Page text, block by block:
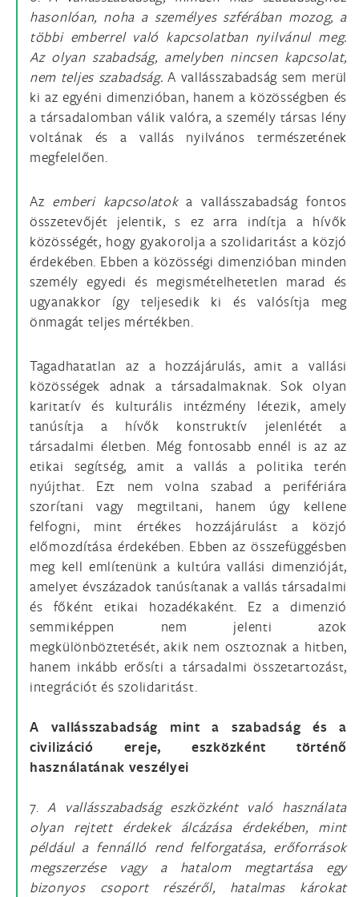
hasonlóan, noha a személyes szférában mozog, a
többi emberrel való kapcsolatban nyilvánul meg.
Az olyan szabadság, amelyben nincsen kapcsolat,
nem teljes szabadság. A vallásszabadság sem merül
ki az egyéni dimenzióban, hanem a közösségben és
a társadalomban válik valóra, a személy társas lény
voltának és a vallás nyilvános természetének
megfelelően.
Az emberi kapcsolatoka vallásszabadság fontos
összetevőjét jelentik, s ez arra indítja a hívők
közösségét, hogy gyakorolja a szolidaritást a közjó
érdekében. Ebben a közösségi dimenzióban minden
személy egyedi és megismételhetetlen marad és
ugyanakkor így teljesedik ki és valósítja meg
önmagát teljes mértékben.
Tagadhatatlan az a hozzájárulás, amit a vallási
közösségek adnak a társadalmaknak. Sok olyan
karitatív és kulturális intézmény létezik, amely
tanúsítja a hívők konstruktív jelenlétét a
társadalmi életben. Még fontosabb ennél is az az
etikai segítség, amit a vallás a politika terén
nyújthat. Ezt nem volna szabad a perifériára
szorítani vagy megtiltani, hanem úgy kellene
felfogni, mint értékes hozzájárulást a közjó
előmozdítása érdekében. Ebben az összefüggésben
meg kell említenünk a kultúra vallási dimenzióját,
amelyet évszázadok tanúsítanak a vallás társadalmi
és főként etikai hozadékaként. Ez a dimenzió
semmiképpen nem jelenti azok
megkülönböztetését, akik nem osztoznak a hitben,
hanem inkább erősíti a társadalmi összetartozást,
integrációt és szolidaritást.
A vallásszabadság mint a szabadság és a
civilizáció ereje, eszközként történő
használatának veszélyei
7.A vallásszabadság eszközként való használata
olyan rejtett érdekek álcázása érdekében, mint
például a fennálló rend felforgatása, erőforrások
megszerzése vagy a hatalom megtartása egy
bizonyos csoport részéről, hatalmas károkat